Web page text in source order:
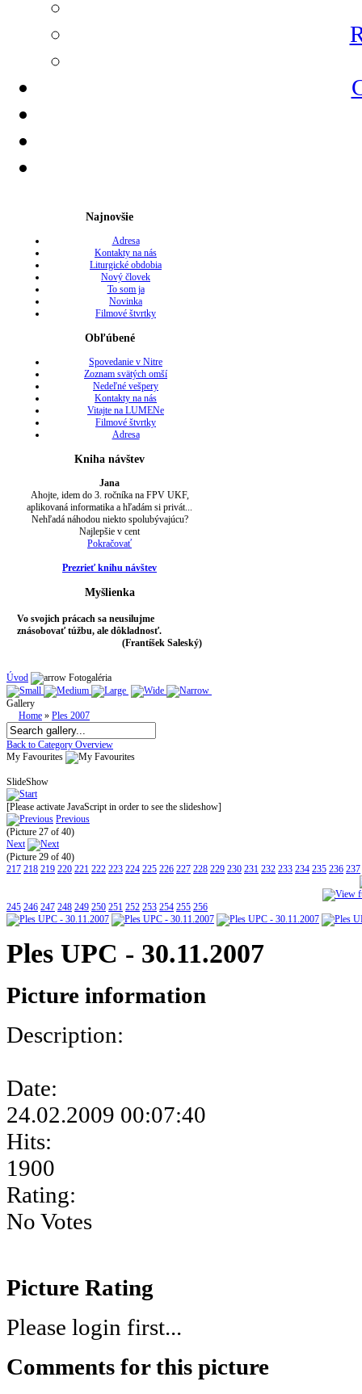
Najnovšie
Adresa
Kontakty na nás
Liturgické obdobia
Nový človek
To som ja
Novinka
Filmové štvrtky
Obľúbené
Spovedanie v Nitre
Zoznam svätých omší
Nedeľné vešpery
Kontakty na nás
Vitajte na LUMENe
Filmové štvrtky
Adresa
Kniha návštev
Jana
Ahojte, idem do 3. ročníka na FPV UKF,
aplikovaná informatika a hľadám si privát...
Nehľadá náhodou niekto spolubývajúcu?
Najlepšie v cent
Pokračovať
Prezrieť knihu návštev
Myšlienka
Vo svojich prácach sa neusilujme
znásobovať túžbu, ale dôkladnosť.
(Frantíšek Saleský)
Úvod Fotogaléria
Gallery
Home » Ples 2007
Back to Category Overview
My Favourites
SlideShow
[Please activate JavaScript in order to see the slideshow]
Previous
(Picture 27 of 40)
Next
(Picture 29 of 40)
217 218 219 220 221 222 223 224 225 226 227 228 229 230 231 232 233 234 235 236 237
245 246 247 248 249 250 251 252 253 254 255 256
Ples UPC - 30.11.2007
Picture information
Description:
Date:
24.02.2009 00:07:40
Hits:
1900
Rating:
No Votes
Picture Rating
Please login first...
Comments for this picture